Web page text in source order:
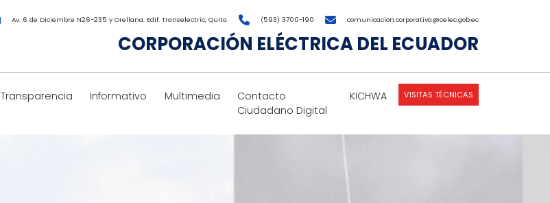
Av. 6 de Diciembre N26-235 y Orellana. Edif. Transelectric, Quito. (593) 3700-190 comunicacion.corporativa@celec.gob.ec
CORPORACIÓN ELÉCTRICA DEL ECUADOR
Transparencia Informativo Multimedia
Contacto
Ciudadano Digital
KICHWA VISITAS TÉCNICAS